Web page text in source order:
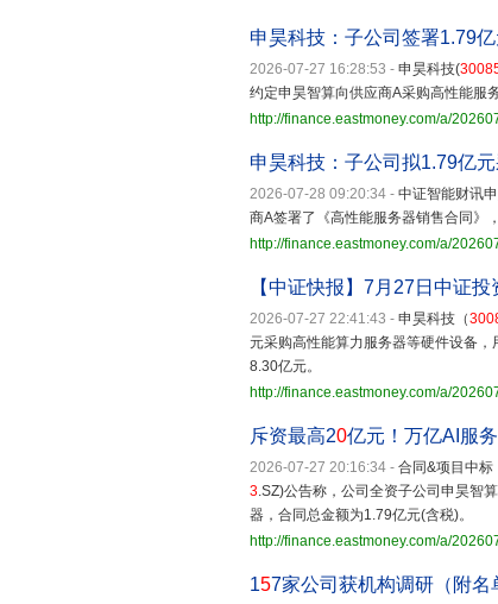
申昊科技：子公司签署1.79
2026-07-27 16:28:53 - 申昊科技(
约定申昊智算向供应商A采购高性能服
http://finance.eastmoney.com/a/
申昊科技：子公司拟1.79亿
2026-07-28 09:20:34 - 中证智能财讯
商A签署了《高性能服务器销售合同》
http://finance.eastmoney.com/a/
【中证快报】7月27日中证投
2026-07-27 22:41:43 - 申昊科技（
元采购高性能算力服务器等硬件设备
8.30亿元。
http://finance.eastmoney.com/a/
斥资最高20亿元！万亿AI服
2026-07-27 20:16:34 - 合同&项目中
3.SZ)公告称，公司全资子公司申昊智
器，合同总金额为1.79亿元(含税)。
http://finance.eastmoney.com/a/
157家公司获机构调研（附名